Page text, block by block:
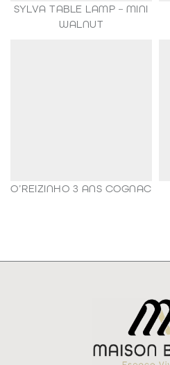
SYLVA TABLE LAMP – MINI
WALNUT
O’REIZINHO 3 ANS COGNAC